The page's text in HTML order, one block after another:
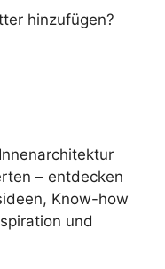
hinzufügen?
– entdecken
Know-how
und